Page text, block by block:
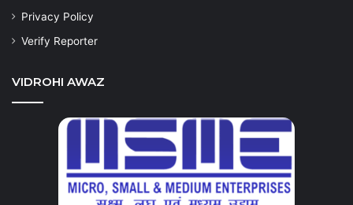
Privacy Policy
Verify Reporter
VIDROHI AWAZ